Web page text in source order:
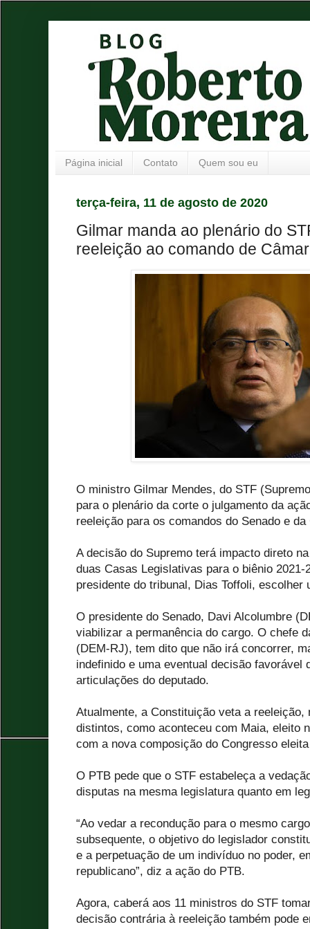
Página inicial Contato Quem sou eu
terça-feira, 11 de agosto de 2020
Gilmar manda ao plenário do
reeleição ao comando de
O ministro Gilmar Mendes, do STF
para o plenário da corte o julgamento da
reeleição para os comandos do Senado e
A decisão do Supremo terá impacto direto
duas Casas Legislativas para o biênio 2021-
presidente do tribunal, Dias Toffoli, escolher
O presidente do Senado, Davi Alcolumbre
viabilizar a permanência do cargo. O chefe
(DEM-RJ), tem dito que não irá concorrer,
indefinido e uma eventual decisão favorável
articulações do deputado.
Atualmente, a Constituição veta a reeleição,
distintos, como aconteceu com Maia, eleito
com a nova composição do Congresso
O PTB pede que o STF estabeleça a
disputas na mesma legislatura quanto em
“Ao vedar a recondução para o mesmo
subsequente, o objetivo do legislador
e a perpetuação de um indivíduo no poder,
republicano”, diz a ação do PTB.
Agora, caberá aos 11 ministros do STF
decisão contrária à reeleição também pode